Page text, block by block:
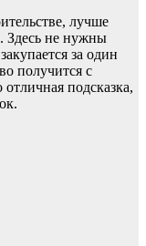
лучше
Здесь не нужны
за один
получится с
подсказка,